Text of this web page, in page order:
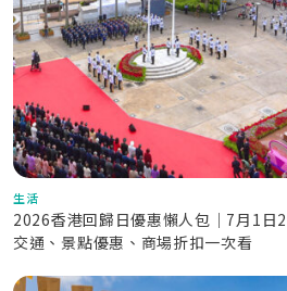
生活
2026香港回歸日優惠懶人包｜7月1日
交通、景點優惠、商場折扣一次看